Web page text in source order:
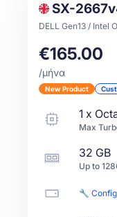
SX-
DELL Gen13 / Intel
€165.00
/μήνα
New Product
1 x
Max
32 GB
Up to
🔧